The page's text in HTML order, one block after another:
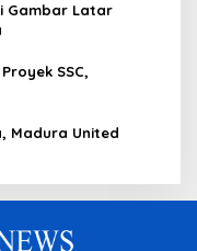
Gambar Latar
SSC,
Madura United